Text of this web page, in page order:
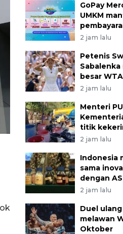
GoPay
UMKM
2 jam lalu
Petenis
Sabalenka
besar
2 jam lalu
Menteri
titik
2 jam lalu
Indonesia
sama
dengan AS
2 jam lalu
Duel
melawan
Oktober